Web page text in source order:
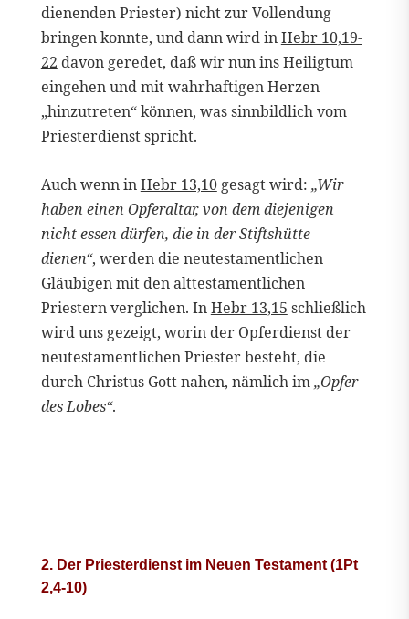
dienenden Priester) nicht zur Vollendung
bringen konnte, und dann wird inHebr 10,19-
22 davon geredet, daß wir nun ins Heiligtum
eingehen und mit wahrhaftigen Herzen
„hinzutreten“ können, was sinnbildlich vom
Priesterdienst spricht.
Auch wenn inHebr 13,10gesagt wird: „Wir
haben einen Opferaltar, von dem diejenigen
nicht essen dürfen, die in der Stiftshütte
dienen“, werden die neutestamentlichen
Gläubigen mit den alttestamentlichen
Priestern verglichen. InHebr 13,15 schließlich
wird uns gezeigt, worin der Opferdienst der
neutestamentlichen Priester besteht, die
durch Christus Gott nahen, nämlich im„Opfer
des Lobes“.
2. Der Priesterdienst im Neuen Testament (1Pt
2,4-10)